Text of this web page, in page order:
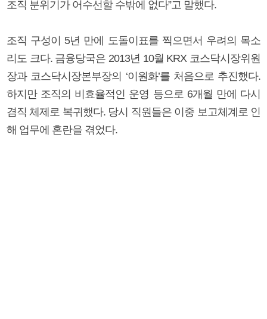
조직 분위기가 어수선할 수밖에 없다”고 말했다.
조직 구성이 5년 만에 도돌이표를 찍으면서 우려의 목소
리도 크다. 금융당국은 2013년 10월 KRX 코스닥시장위원
장과 코스닥시장본부장의 ‘이원화’를 처음으로 추진했다.
하지만 조직의 비효율적인 운영 등으로 6개월 만에 다시
겸직 체제로 복귀했다. 당시 직원들은 이중 보고체계로 인
해 업무에 혼란을 겪었다.